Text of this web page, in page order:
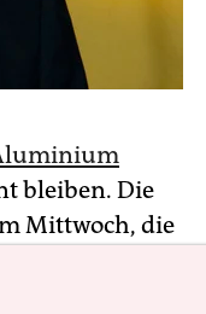
bleiben. Die
Mittwoch, die
Ländern